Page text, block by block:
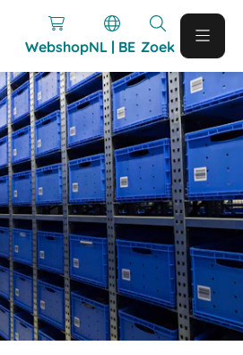
WebshopNL | BE Zoek